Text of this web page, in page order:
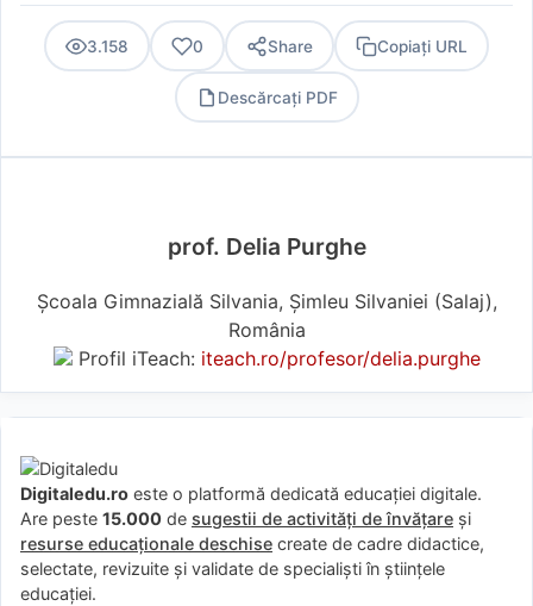
3.158 0 Share Copiați URL
Descărcați PDF
prof. Delia Purghe
Școala Gimnazială Silvania, Șimleu Silvaniei (Salaj),
România
Profil iTeach: iteach.ro/profesor/delia.purghe
Digitaledu.ro este o platformă dedicată educației digitale.
Are peste 15.000 de sugestii de activități de învățare și
resurse educaționale deschise create de cadre didactice,
selectate, revizuite și validate de specialiști în științele
educației.